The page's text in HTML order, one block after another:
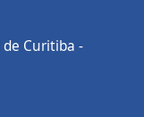
de Curitiba -